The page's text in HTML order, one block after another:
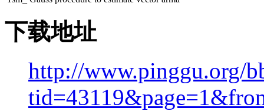
下载地址
http://www.pinggu.org/